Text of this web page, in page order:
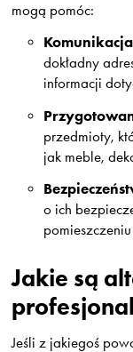
mogą pomóc:
dokładny
informacji
przedmioty,
jak meble,
o ich
Jakie są
Jeśli z jakiegoś